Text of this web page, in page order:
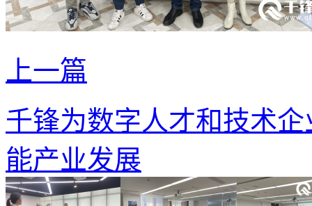
上一篇
千锋为数字人才和技术
能产业发展